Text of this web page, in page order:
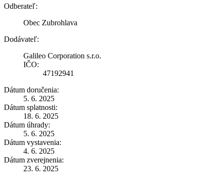
Odberateľ:
Obec Zubrohlava
Dodávateľ:
Galileo Corporation s.r.o.
IČO:
47192941
Dátum doručenia:
5. 6. 2025
Dátum splatnosti:
18. 6. 2025
Dátum úhrady:
5. 6. 2025
Dátum vystavenia:
4. 6. 2025
Dátum zverejnenia:
23. 6. 2025